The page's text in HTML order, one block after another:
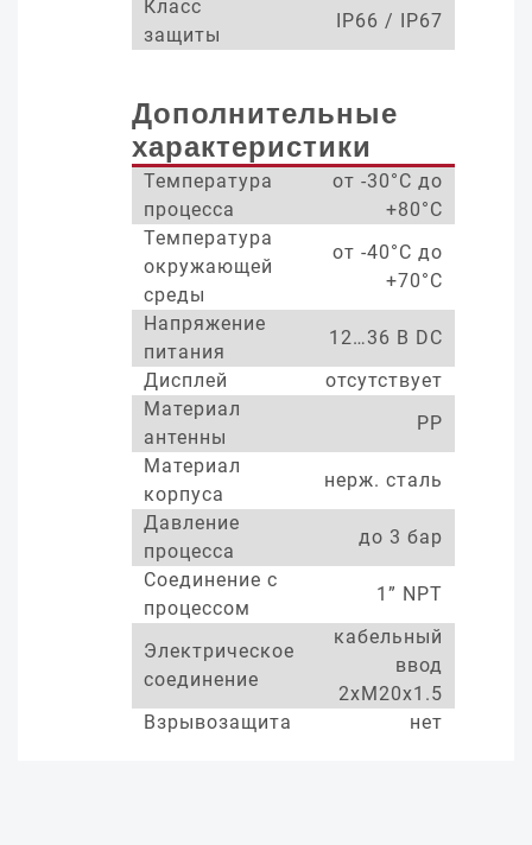
Класс
защиты
IP66 / IP67
Дополнительные
характеристики
Температура
процесса
от -30°С до
+80°С
Температура
окружающей
среды
от -40°С до
+70°С
Напряжение
питания
12…36 В DC
Дисплей
отсутствует
Материал
антенны
PP
Материал
корпуса
нерж. сталь
Давление
процесса
до 3 бар
Соединение с
процессом
1” NPT
Электрическое
соединение
кабельный
ввод
2xM20x1.5
Взрывозащита
нет